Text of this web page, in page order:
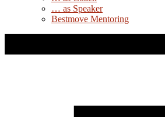
… as Speaker
Bestmove Mentoring